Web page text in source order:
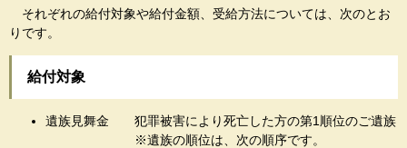
それぞれの給付対象や給付金額、受給方法については、次のとお
りです。
給付対象
遺族見舞金 犯罪被害により死亡した方の第1順位のご遺族
※遺族の順位は、次の順序です。